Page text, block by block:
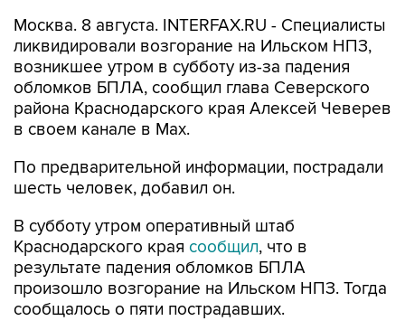
Москва. 8 августа. INTERFAX.RU - Специалисты
ликвидировали возгорание на Ильском НПЗ,
возникшее утром в субботу из-за падения
обломков БПЛА, сообщил глава Северского
района Краснодарского края Алексей Чеверев
в своем канале в Max.
По предварительной информации, пострадали
шесть человек, добавил он.
В субботу утром оперативный штаб
Краснодарского края сообщил, что в
результате падения обломков БПЛА
произошло возгорание на Ильском НПЗ. Тогда
сообщалось о пяти пострадавших.